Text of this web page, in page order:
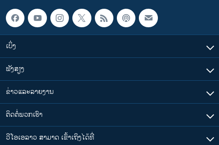
ເບິ່ງ
ຟັງສຽງ
ຂ່າວແລະລາຍງານ
ຕິດຕໍ່ພວກເຮົາ
ວີໂອເອລາວ ສາມາດ ເຂົ້າເຖິງໄດ້ທີ່